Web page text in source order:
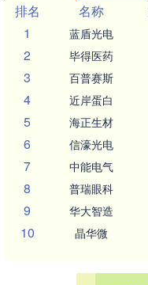
排名
名称
1
蓝盾光电
2 毕得医药
3 百普赛斯
4 近岸蛋白
5 海正生材
6 信濠光电
7 中能电气
8 普瑞眼科
9 华大智造
10 晶华微